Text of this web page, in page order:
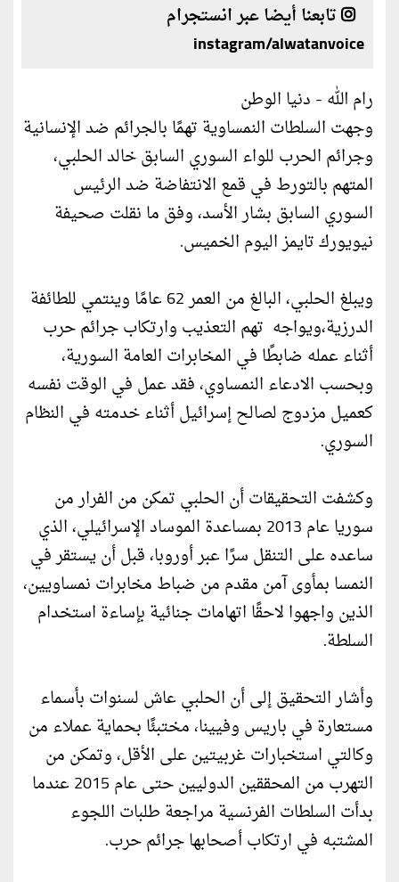
تابعنا أيضا عبر انستجرام
instagram/alwatanvoice
رام الله - دنيا الوطن
وجهت السلطات النمساوية تهمًا بالجرائم ضد الإنسانية
وجرائم الحرب للواء السوري السابق خالد الحلبي،
المتهم بالتورط في قمع الانتفاضة ضد الرئيس
السوري السابق بشار الأسد، وفق ما نقلت صحيفة
نيويورك تايمز اليوم الخميس.
ويبلغ الحلبي، البالغ من العمر 62 عامًا وينتمي للطائفة
الدرزية،ويواجه تهم التعذيب وارتكاب جرائم حرب
أثناء عمله ضابطًا في المخابرات العامة السورية،
وبحسب الادعاء النمساوي، فقد عمل في الوقت نفسه
كعميل مزدوج لصالح إسرائيل أثناء خدمته في النظام
السوري.
وكشفت التحقيقات أن الحلبي تمكن من الفرار من
سوريا عام 2013 بمساعدة الموساد الإسرائيلي، الذي
ساعده على التنقل سرًا عبر أوروبا، قبل أن يستقر في
النمسا بمأوى آمن مقدم من ضباط مخابرات نمساويين،
الذين واجهوا لاحقًا اتهامات جنائية بإساءة استخدام
السلطة.
وأشار التحقيق إلى أن الحلبي عاش لسنوات بأسماء
مستعارة في باريس وفيينا، مختبئًا بحماية عملاء من
وكالتي استخبارات غربيتين على الأقل، وتمكن من
التهرب من المحققين الدوليين حتى عام 2015 عندما
بدأت السلطات الفرنسية مراجعة طلبات اللجوء
المشتبه في ارتكاب أصحابها جرائم حرب.